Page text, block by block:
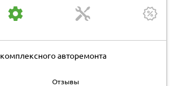
авторемонта
Отзывы